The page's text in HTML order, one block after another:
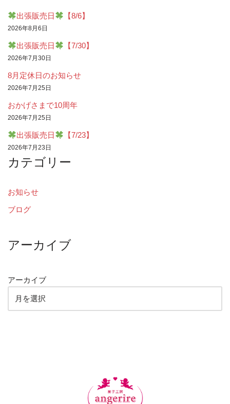
出張販売日 【8/6】
2026年8月6日
出張販売日 【7/30】
2026年7月30日
8月定休日のお知らせ
2026年7月25日
おかげさまで10周年
2026年7月25日
出張販売日 【7/23】
2026年7月23日
カテゴリー
お知らせ
ブログ
アーカイブ
アーカイブ